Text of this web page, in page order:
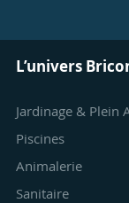
L’univers
Jardinage & Plein
Piscines
Animalerie
Sanitaire